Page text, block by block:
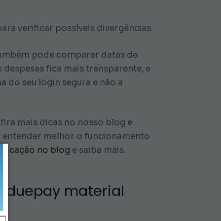
verificar possíveis divergências.
pode comparar datas de
fica mais transparente, e
do seu login segura e não a
mais dicas no nosso blog e
melhor o funcionamento
no blog e saiba mais.
duepay material